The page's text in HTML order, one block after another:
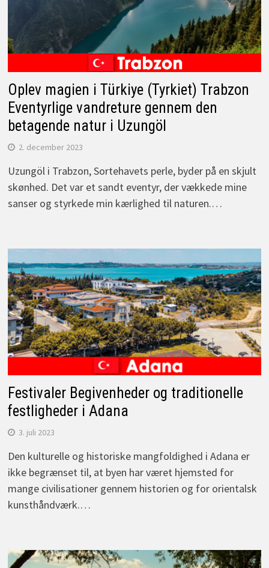
Oplev magien i Türkiye (Tyrkiet) Trabzon
Eventyrlige vandreture gennem den
betagende natur i Uzungöl
2. december 2023
Uzungöl i Trabzon, Sortehavets perle, byder på en skjult
skønhed. Det var et sandt eventyr, der vækkede mine
sanser og styrkede min kærlighed til naturen.…
Festivaler Begivenheder og traditionelle
festligheder i Adana
3. juli 2023
Den kulturelle og historiske mangfoldighed i Adana er
ikke begrænset til, at byen har været hjemsted for
mange civilisationer gennem historien og for orientalsk
kunsthåndværk.…